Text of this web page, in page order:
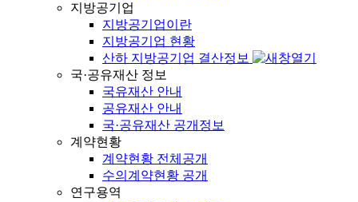
지방공기업
지방공기업이란
지방공기업 현황
산하 지방공기업 결산정보
국·공유재산 정보
국유재산 안내
공유재산 안내
국·공유재산 공개정보
계약현황
계약현황 전체공개
수의계약현황 공개
연구용역